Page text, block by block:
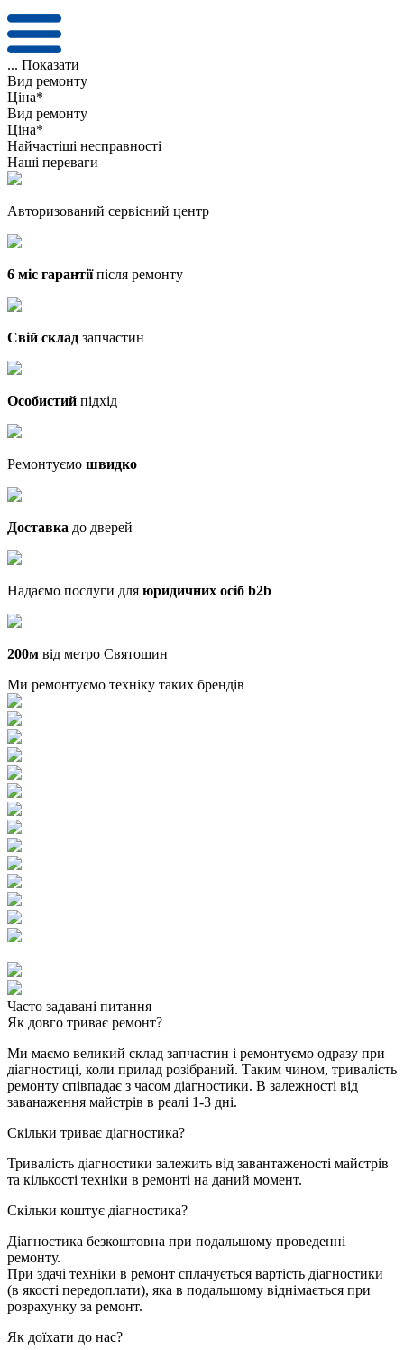
... Показати
Вид ремонту
Ціна*
Вид ремонту
Ціна*
Найчастіші несправності
Наші переваги
Авторизований сервісний центр
6 міс гарантіїпісля ремонту
Свій склад запчастин
Особистий підхід
Ремонтуємо швидко
Доставка до дверей
Надаємо послуги для юридичних осіб b2b
200м від метро Святошин
Ми ремонтуємо техніку таких брендів
Часто задавані питання
Як довго триває ремонт?
Ми маємо великий склад запчастин і ремонтуємо одразу при
діагностиці, коли прилад розібраний. Таким чином, тривалість
ремонту співпадає з часом діагностики. В залежності від
заванаження майстрів в реалі 1-3 дні.
Скільки триває діагностика?
Тривалість діагностики залежить від завантаженості майстрів
та кількості техніки в ремонті на даний момент.
Скільки коштує діагностика?
Діагностика безкоштовна при подальшому проведенні
ремонту.
При здачі техніки в ремонт сплачується вартість діагностики
(в якості передоплати), яка в подальшому віднімається при
розрахунку за ремонт.
Як доїхати до нас?